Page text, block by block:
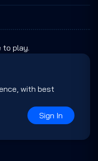
to play.
with best
Sign In